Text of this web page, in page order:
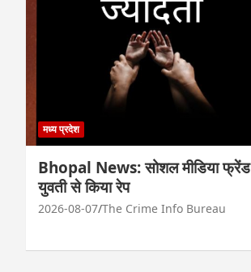
मध्य प्रदेश
Bhopal News: सोशल मीडिया
युवती से किया रेप
2026-08-07 The Crime Info Bureau